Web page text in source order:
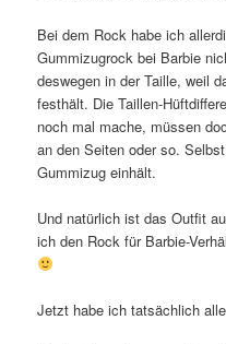
Bei dem Rock habe ich
Gummizugrock bei Barbie
deswegen in der Taille, weil
festhält. Die Taillen-
noch mal mache, müssen
an den Seiten oder so.
Gummizug einhält.
Und natürlich ist das Outfit
ich den Rock für Barbie-
Jetzt habe ich tatsächlich